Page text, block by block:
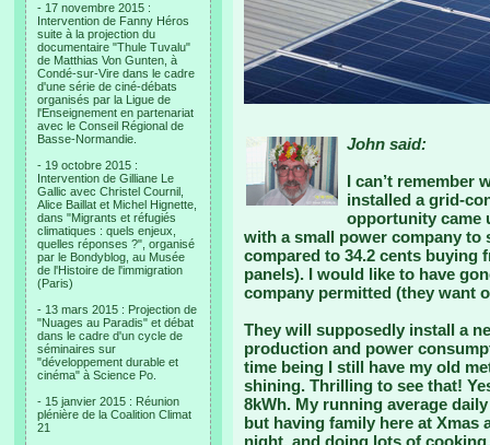
- 17 novembre 2015 :
Intervention de Fanny Héros
suite à la projection du
documentaire "Thule Tuvalu"
de Matthias Von Gunten, à
Condé-sur-Vire dans le cadre
d'une série de ciné-débats
organisés par la Ligue de
l'Enseignement en partenariat
avec le Conseil Régional de
Basse-Normandie.
- 19 octobre 2015 :
Intervention de Gilliane Le
Gallic avec Christel Cournil,
Alice Baillat et Michel Hignette,
dans "Migrants et réfugiés
climatiques : quels enjeux,
quelles réponses ?", organisé
par le Bondyblog, au Musée
de l'Histoire de l'immigration
(Paris)
- 13 mars 2015 : Projection de
"Nuages au Paradis" et débat
dans le cadre d'un cycle de
séminaires sur
"développement durable et
cinéma" à Science Po.
- 15 janvier 2015 : Réunion
plénière de la Coalition Climat
21
John said:
I can’t remember
installed a grid-
opportunity came
with a small power company to
compared to 34.2 cents buying
panels). I would like to have
company permitted (they want
They will supposedly install a
production and power
time being I still have my old
shining. Thrilling to see that!
8kWh. My running average
but having family here at
night, and doing lots of